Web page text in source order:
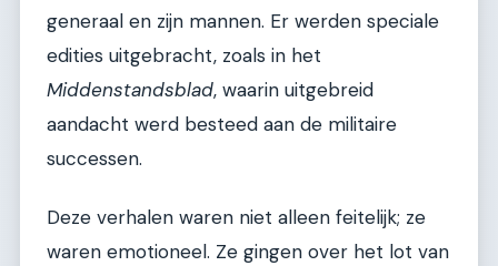
generaal en zijn mannen. Er werden speciale
edities uitgebracht, zoals in het
Middenstandsblad, waarin uitgebreid
aandacht werd besteed aan de militaire
successen.
Deze verhalen waren niet alleen feitelijk; ze
waren emotioneel. Ze gingen over het lot van